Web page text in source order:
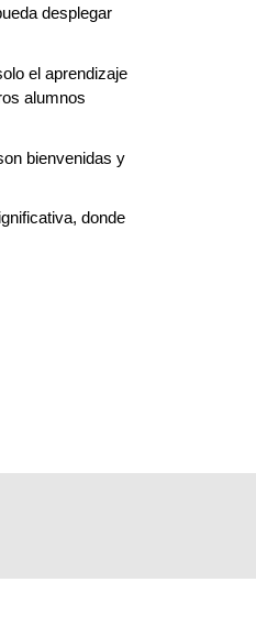
desplegar
el aprendizaje
alumnos
bienvenidas y
donde